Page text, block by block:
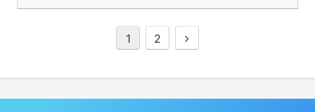
1 2